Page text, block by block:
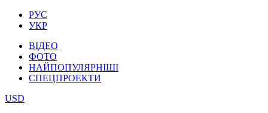
РУС
УКР
ВІДЕО
ФОТО
НАЙПОПУЛЯРНІШІ
СПЕЦПРОЕКТИ
USD